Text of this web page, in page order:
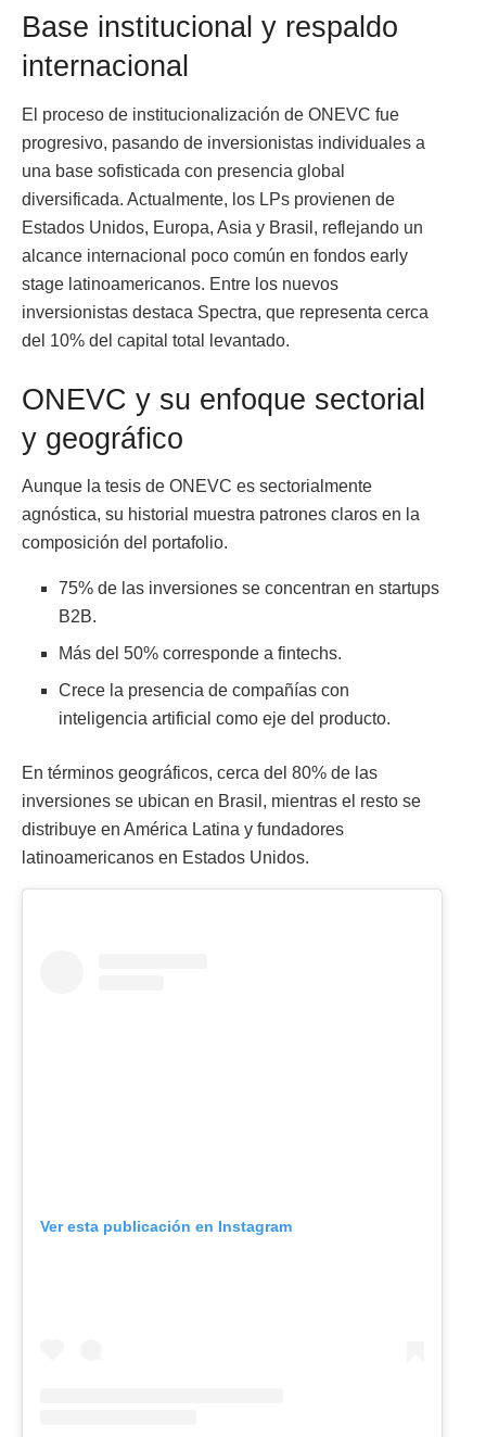
Base institucional y respaldo
internacional
El proceso de institucionalización de ONEVC fue
progresivo, pasando de inversionistas individuales a
una base sofisticada con presencia global
diversificada. Actualmente, los LPs provienen de
Estados Unidos, Europa, Asia y Brasil, reflejando un
alcance internacional poco común en fondos early
stage latinoamericanos. Entre los nuevos
inversionistas destaca Spectra, que representa cerca
del 10% del capital total levantado.
ONEVC y su enfoque sectorial
y geográfico
Aunque la tesis de ONEVC es sectorialmente
agnóstica, su historial muestra patrones claros en la
composición del portafolio.
75% de las inversiones se concentran en startups
B2B.
Más del 50% corresponde a fintechs.
Crece la presencia de compañías con
inteligencia artificial como eje del producto.
En términos geográficos, cerca del 80% de las
inversiones se ubican en Brasil, mientras el resto se
distribuye en América Latina y fundadores
latinoamericanos en Estados Unidos.
Ver esta publicación en Instagram